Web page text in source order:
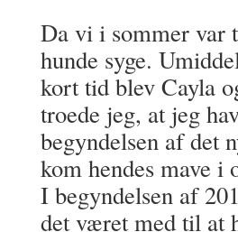
Da vi i sommer var
hunde syge.
kort tid blev Cayla
troede jeg, at jeg
begyndelsen af det
kom hendes mave i
I begyndelsen af
det været med til at